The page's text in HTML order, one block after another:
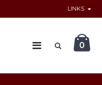
LINKS
0